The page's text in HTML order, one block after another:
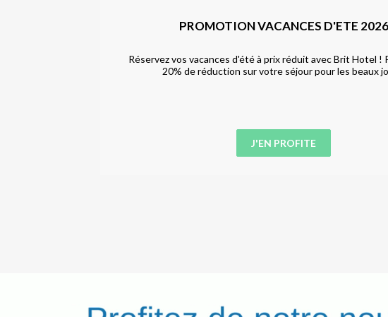
PROMOTION VACANCES D'ETE 2026
Réservez vos vacances d'été à prix réduit avec Brit Hotel !
20% de réduction sur votre séjour pour les beaux
J'EN PROFITE